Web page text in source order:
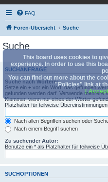
FAQ
Foren-Übersicht Suche
Suche
SUCHANFRAGE
Suche nach Wörtern:
Setze ein + vor ein Wort, das gefunden
gefunden werden darf. Verwende mehrere
Klammer, wenn nur eines der Wörter
Platzhalter für teilweise Übereinstimmungen.
Nach allen Begriffen suchen oder
Nach einem Begriff suchen
Zu suchender Autor:
Benutze ein * als Platzhalter für teilweise
SUCHOPTIONEN
This board uses cookies to
experience. In order to use this
You can find out more about the
"Policies" link at
[